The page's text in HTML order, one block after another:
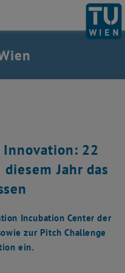
auflisten
22
Jahr das
Incubation Center der
zur Pitch Challenge
ein.